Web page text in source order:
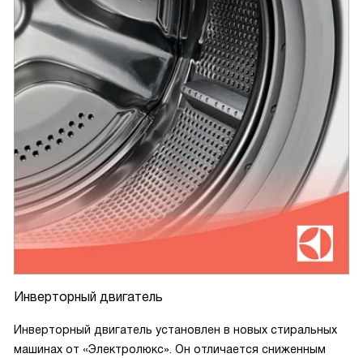
Инверторный двигатель
Инверторный двигатель установлен в новых стиральных
машинах от «Электролюкс». Он отличается сниженным